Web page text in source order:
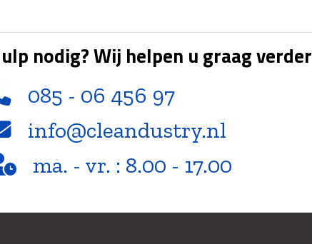
nodig? Wij helpen u graag verder
085 - 06 456 97
info@cleandustry.nl
ma. - vr. : 8.00 - 17.00